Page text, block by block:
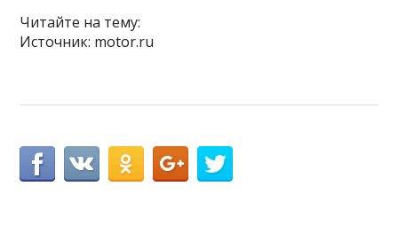
Читайте на тему:
Источник: motor.ru